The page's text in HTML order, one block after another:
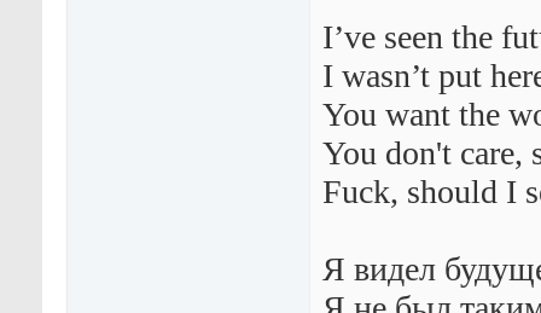
I’ve seen the
I wasn’t put
You want the
You don't care,
Fuck, should I
Я видел